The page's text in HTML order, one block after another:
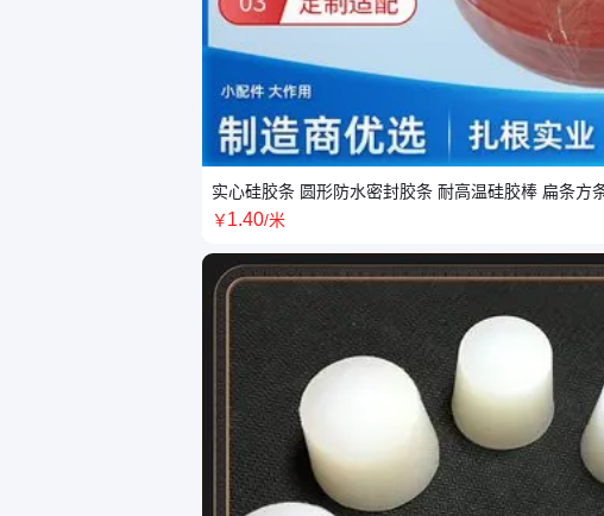
实心硅胶条 圆形防水密封胶条 耐高温硅胶棒 扁条方
￥1.40/米